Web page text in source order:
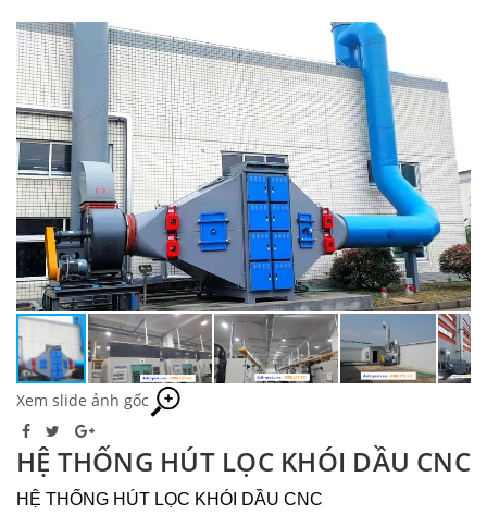
Xem slide ảnh gốc
HỆ THỐNG HÚT LỌC KHÓI DẦU CNC
HỆ THỐNG HÚT LỌC KHÓI DẦU CNC